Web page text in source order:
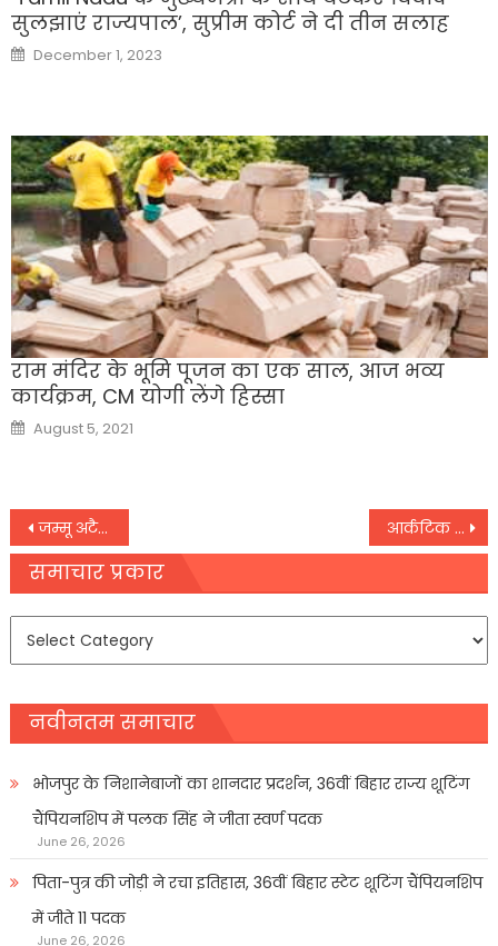
सुलझाएं राज्यपाल’, सुप्रीम कोर्ट ने दी तीन सलाह
Posted
on
December 1, 2023
राम मंदिर के भूमि पूजन का एक साल, आज भव्य
कार्यक्रम, CM योगी लेंगे हिस्सा
Posted
on
August 5, 2021
Post
navigation
जम्मू अटैक: ड्रोन के सीमा पार जाने की आशंका, DGP का दावा- हमले में लश्कर का हाथ आर्कटिक के ‘लास्ट आइस एरिया’ को लेकर वैज्ञानिकों हैरान,
समाचार प्रकार
नवीनतम समाचार
भोजपुर के निशानेबाजों का शानदार प्रदर्शन, 36वीं बिहार राज्य शूटिंग
चैंपियनशिप में पलक सिंह ने जीता स्वर्ण पदक
June 26, 2026
पिता-पुत्र की जोड़ी ने रचा इतिहास, 36वीं बिहार स्टेट शूटिंग चैंपियनशिप
में जीते 11 पदक
June 26, 2026